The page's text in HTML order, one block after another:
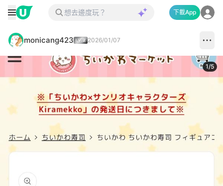
下載App
monicang423 2026/01/07
1/5